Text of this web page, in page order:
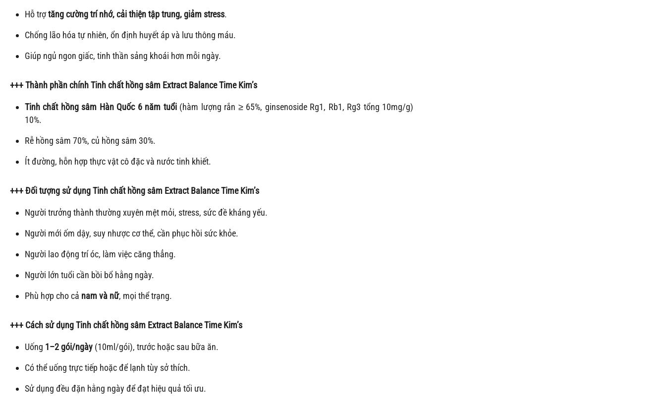
Hỗ trợtăng cường trí nhớ, cải thiện tập trung, giảm stress.
Chống lão hóa tự nhiên, ổn định huyết áp và lưu thông máu.
Giúp ngủ ngon giấc, tinh thần sảng khoái hơn mỗi ngày.
+++Thành phần chínhTinh chất hồng sâm Extract Balance Time Kim’s
Tinh chất hồng sâm Hàn Quốc 6 năm tuổi(hàm lượng rắn ≥ 65%, ginsenoside Rg1, Rb1, Rg3 tổng 10mg/g)
10%.
Rễ hồng sâm 70%, củ hồng sâm 30%.
Ít đường, hỗn hợp thực vật cô đặc và nước tinh khiết.
+++Đối tượng sử dụngTinh chất hồng sâm Extract Balance Time Kim’s
Người trưởng thành thường xuyên mệt mỏi, stress, sức đề kháng yếu.
Người mới ốm dậy, suy nhược cơ thể, cần phục hồi sức khỏe.
Người lao động trí óc, làm việc căng thẳng.
Người lớn tuổi cần bồi bổ hằng ngày.
Phù hợp cho cả nam và nữ, mọi thể trạng.
+++ Cách sử dụngTinh chất hồng sâm Extract Balance Time Kim’s
Uống 1–2 gói/ngày (10ml/gói), trước hoặc sau bữa ăn.
Có thể uống trực tiếp hoặc để lạnh tùy sở thích.
Sử dụng đều đặn hằng ngày để đạt hiệu quả tối ưu.